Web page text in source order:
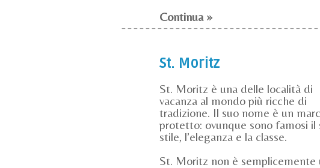
Continua »
St. Moritz
St. Moritz è una delle località di
vacanza al mondo più ricche di
tradizione. Il suo nome è un
protetto: ovunque sono famosi il
stile, l’eleganza e la classe.
St. Moritz non è semplicemente